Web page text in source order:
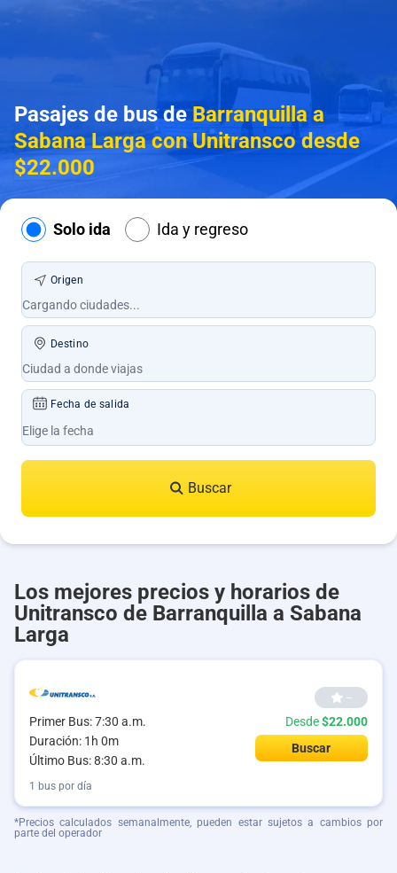
Pasajes de bus deBarranquilla a
Sabana Larga con Unitransco desde
$22.000
Solo ida Ida y regreso
Origen
Destino
Fecha de salida
Buscar
Los mejores precios y horarios de
Unitransco de Barranquilla a Sabana
Larga
Primer Bus: 7:30 a.m.
Duración: 1h 0m
Último Bus: 8:30 a.m.
--
Desde$22.000
Buscar
1 bus por día
*Precios calculados semanalmente, pueden estar sujetos a cambios por
parte del operador